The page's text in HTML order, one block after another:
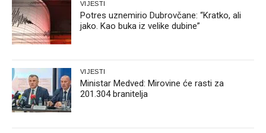
VIJESTI
Potres uznemirio Dubrovčane: “Kratko, ali
jako. Kao buka iz velike dubine”
VIJESTI
Ministar Medved: Mirovine će rasti za
201.304 branitelja